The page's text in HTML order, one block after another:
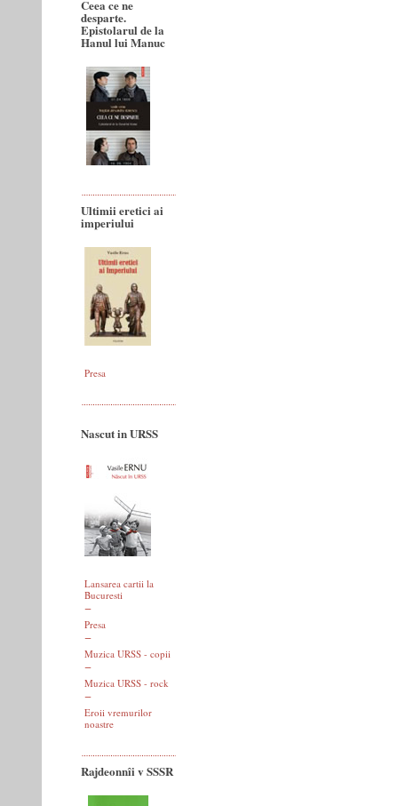
Ceea ce ne
desparte.
Epistolarul de la
Hanul lui Manuc
Ultimii eretici ai
imperiului
Presa
Nascut in URSS
Lansarea cartii la
Bucuresti
Presa
Muzica URSS - copii
Muzica URSS - rock
Eroii vremurilor
noastre
Rajdeonnîi v SSSR